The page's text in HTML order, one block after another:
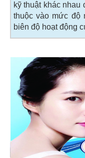
kỹ thuật khác nhau
thuộc vào mức độ
biên độ hoạt động